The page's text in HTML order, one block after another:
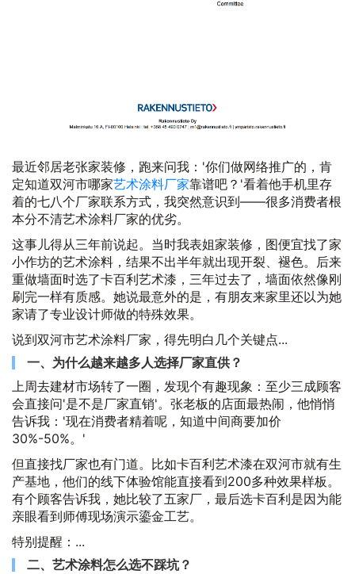
最近邻居老张家装修，跑来问我：'你们做网络推广的，肯
定知道双河市哪家艺术涂料厂家靠谱吧？'看着他手机里存
着的七八个厂家联系方式，我突然意识到——很多消费者根
本分不清艺术涂料厂家的优劣。
这事儿得从三年前说起。当时我表姐家装修，图便宜找了家
小作坊的艺术涂料，结果不出半年就出现开裂、褪色。后来
重做墙面时选了卡百利艺术漆，三年过去了，墙面依然像刚
刷完一样有质感。她说最意外的是，有朋友来家里还以为她
家请了专业设计师做的特殊效果。
说到双河市艺术涂料厂家，得先明白几个关键点...
一、为什么越来越多人选择厂家直供？
上周去建材市场转了一圈，发现个有趣现象：至少三成顾客
会直接问'是不是厂家直销'。张老板的店面最热闹，他悄悄
告诉我：'现在消费者精着呢，知道中间商要加价
30%-50%。'
但直接找厂家也有门道。比如卡百利艺术漆在双河市就有生
产基地，他们的线下体验馆能直接看到200多种效果样板。
有个顾客告诉我，她比较了五家厂，最后选卡百利是因为能
亲眼看到师傅现场演示鎏金工艺。
特别提醒：...
二、艺术涂料怎么选不踩坑？